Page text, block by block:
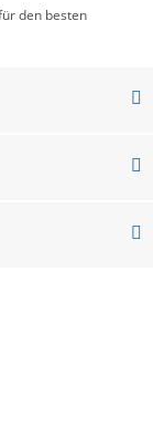
den besten